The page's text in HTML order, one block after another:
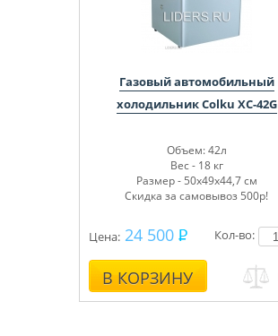
Газовый автомобильный
холодильник Colku XC-42G
Объем: 42л
Вес - 18 кг
Размер - 50х49х44,7 см
Скидка за самовывоз 500р!
Цена: 24 500
В КОРЗИНУ
Кол-во: